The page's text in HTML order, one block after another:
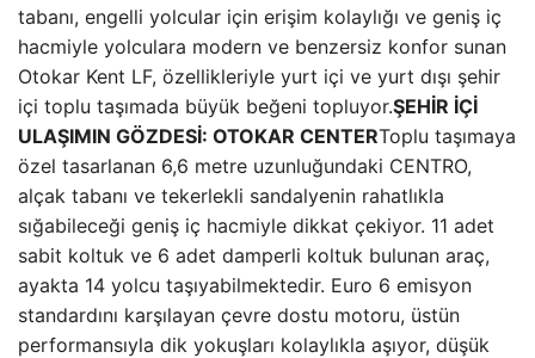
tabanı, engelli yolcular için erişim kolaylığı ve geniş iç
hacmiyle yolculara modern ve benzersiz konfor sunan
Otokar Kent LF, özellikleriyle yurt içi ve yurt dışı şehir
içi toplu taşımada büyük beğeni topluyor.ŞEHİR İÇİ
ULAŞIMIN GÖZDESİ: OTOKAR CENTERToplu taşımaya
özel tasarlanan 6,6 metre uzunluğundaki CENTRO,
alçak tabanı ve tekerlekli sandalyenin rahatlıkla
sığabileceği geniş iç hacmiyle dikkat çekiyor. 11 adet
sabit koltuk ve 6 adet damperli koltuk bulunan araç,
ayakta 14 yolcu taşıyabilmektedir. Euro 6 emisyon
standardını karşılayan çevre dostu motoru, üstün
performansıyla dik yokuşları kolaylıkla aşıyor, düşük